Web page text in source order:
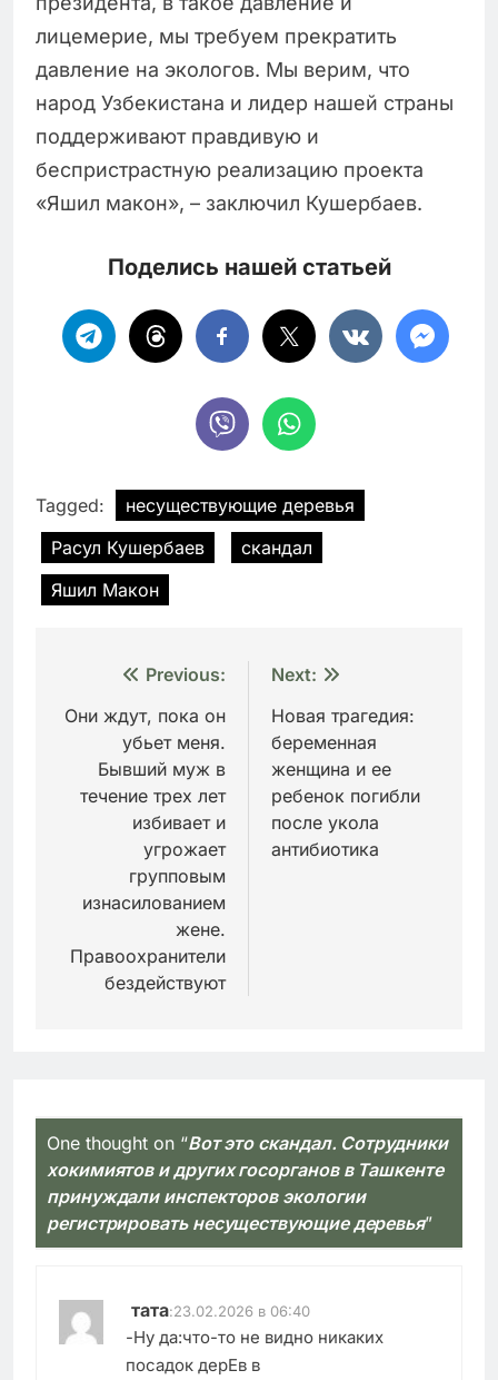
лицемерие, мы требуем прекратить
давление на экологов. Мы верим, что
народ Узбекистана и лидер нашей страны
поддерживают правдивую и
беспристрастную реализацию проекта
«Яшил макон», – заключил Кушербаев.
Поделись нашей статьей
Tagged:
несуществующие деревья
Расул Кушербаев
скандал
Яшил Макон
Навигация
по
записям
Previous:
Они ждут, пока он
убьет меня.
Бывший муж в
течение трех лет
избивает и
угрожает
групповым
изнасилованием
жене.
Правоохранители
бездействуют
Next:
Новая трагедия:
беременная
женщина и ее
ребенок погибли
после укола
антибиотика
One thought on “Вот это скандал. Сотрудники
хокимиятов и других госорганов в Ташкенте
принуждали инспекторов экологии
регистрировать несуществующие деревья”
тата:23.02.2026 в 06:40
-Ну да:что-то не видно никаких
посадок дерЕв в